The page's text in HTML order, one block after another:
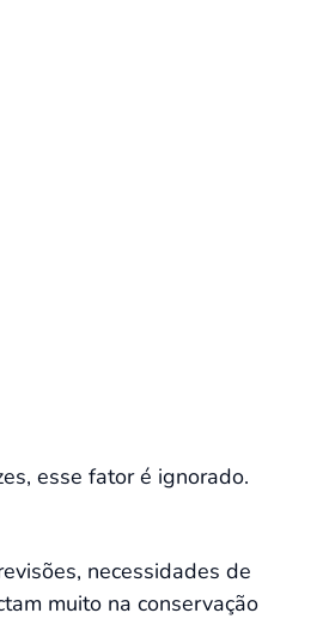
esse fator é ignorado.
necessidades de
muito na conservação